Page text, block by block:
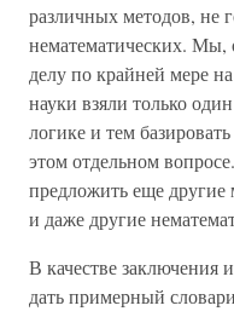
различных методов, не
нематематических. Мы,
делу по крайней мере
науки взяли только
логике и тем
этом отдельном
предложить еще другие
и даже другие
В качестве заключения
дать примерный